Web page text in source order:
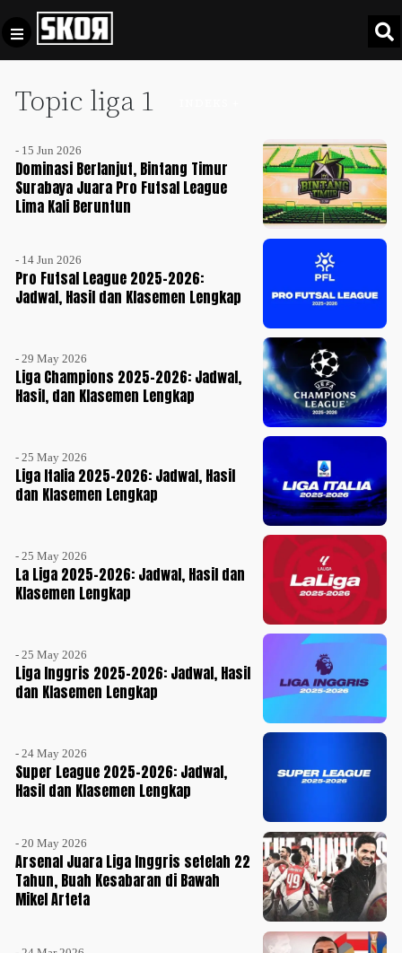
Topic liga 1
- 15 Jun 2026
Dominasi Berlanjut, Bintang Timur
Surabaya Juara Pro Futsal League
Lima Kali Beruntun
- 14 Jun 2026
Pro Futsal League 2025-2026:
Jadwal, Hasil dan Klasemen Lengkap
- 29 May 2026
Liga Champions 2025-2026: Jadwal,
Hasil, dan Klasemen Lengkap
- 25 May 2026
Liga Italia 2025-2026: Jadwal, Hasil
dan Klasemen Lengkap
- 25 May 2026
La Liga 2025-2026: Jadwal, Hasil dan
Klasemen Lengkap
- 25 May 2026
Liga Inggris 2025-2026: Jadwal, Hasil
dan Klasemen Lengkap
- 24 May 2026
Super League 2025-2026: Jadwal,
Hasil dan Klasemen Lengkap
- 20 May 2026
Arsenal Juara Liga Inggris setelah 22
Tahun, Buah Kesabaran di Bawah
Mikel Arteta
Football +
Culture +
Timnas
Indonesia
SPECIAL
Video
Privacy
Pedoman
Pemberitaan
Media
Disclaimer
Tentang